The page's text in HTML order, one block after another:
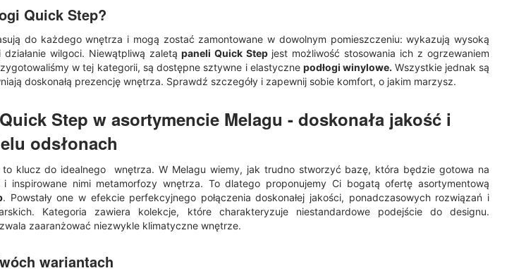
Quick Step?
do każdego wnętrza i mogą zostać zamontowane w dowolnym pomieszczeniu: wykazują wysoką
wilgoci. Niewątpliwą zaletąpaneli Quick Step jest możliwość stosowania ich z ogrzewaniem
w tej kategorii, są dostępne sztywne i elastycznepodłogi winylowe. Wszystkie jednak są
doskonałą prezencję wnętrza. Sprawdź szczegóły i zapewnij sobie komfort, o jakim marzysz.
Step w asortymencie Melagu - doskonała jakość i
odsłonach
to klucz do idealnego wnętrza. W Melagu wiemy, jak trudno stworzyć bazę, która będzie gotowa na
i inspirowane nimi metamorfozy wnętrza. To dlatego proponujemy Ci bogatą ofertę asortymentową
. Powstały one w efekcie perfekcyjnego połączenia doskonałej jakości, ponadczasowych rozwiązań i
Kategoria zawiera kolekcje, które charakteryzuje niestandardowe podejście do designu.
zaaranżować niezwykle klimatyczne wnętrze.
wariantach